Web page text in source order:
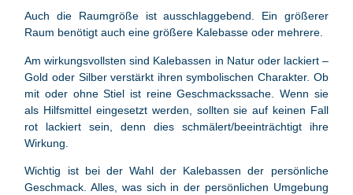
Auch die Raumgröße ist ausschlaggebend. Ein größerer
Raum benötigt auch eine größere Kalebasse oder mehrere.
Am wirkungsvollsten sind Kalebassen in Natur oder lackiert –
Gold oder Silber verstärkt ihren symbolischen Charakter. Ob
mit oder ohne Stiel ist reine Geschmackssache. Wenn sie
als Hilfsmittel eingesetzt werden, sollten sie auf keinen Fall
rot lackiert sein, denn dies schmälert/beeinträchtigt ihre
Wirkung.
Wichtig ist bei der Wahl der Kalebassen der persönliche
Geschmack. Alles, was sich in der persönlichen Umgebung